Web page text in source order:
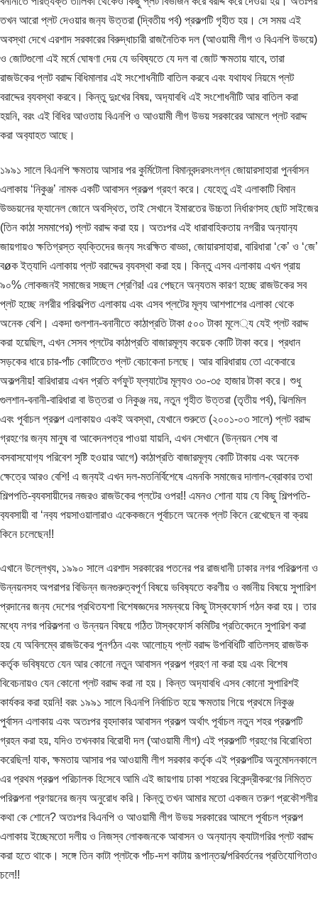
তখন আরো প্লট দেওয়ার জন‍্য উত্তরা (দ্বিতীয় পর্ব) প্রকল্পটি গৃহীত হয়। সে সময় এই
অবস্থা দেখে এরশাদ সরকারের বিরুদ্ধাচারী রাজনৈতিক দল (আওয়ামী লীগ ও বিএনপি উভয়ে)
ও জোটগুলো এই মর্মে ঘোষণা দেয় যে ভবিষ্যতে যে দল বা জোট ক্ষমতায় যাবে, তারা
রাজউকের প্লট বরাদ্দ বিধিমালার এই সংশোধনীটি বাতিল করবে এবং যথাযথ নিয়মে প্লট
বরাদ্দের ব‍্যবস্থা করবে। কিন্তু দুঃখের বিষয়, অদ‍্যাবধি এই সংশোধনীটি আর বাতিল করা
হয়নি, বরং এই বিধির আওতায় বিএনপি ও আওয়ামী লীগ উভয় সরকারের আমলে প্লট বরাদ্দ
করা অব‍্যাহত আছে।
১৯৯১ সালে বিএনপি ক্ষমতায় আসার পর কুর্মিটোলা বিমানবন্দরসংলগ্ন জোয়ারসাহারা পুনর্বাসন
এলাকায় ‘নিকুঞ্জ’ নামক একটি আবাসন প্রকল্প গ্রহণ করে। যেহেতু এই এলাকাটি বিমান
উড্ডয়নের ফ‍্যানেল জোনে অবস্থিত, তাই সেখানে ইমারতের উচ্চতা নির্ধারণসহ ছোট সাইজের
(তিন কাঠা সমমাপের) প্লট বরাদ্দ করা হয়। অতঃপর এই ধারাবাহিকতায় নগরীর অন‍্যান‍্য
জায়গায়ও ক্ষতিগ্রস্ত ব্যক্তিদের জন‍্য সংরক্ষিত বাড্ডা, জোয়ারসাহারা, বারিধারা ‘কে’ ও ‘জে’
বøক ইত‍্যাদি এলাকায় প্লট বরাদ্দের ব‍্যবস্থা করা হয়। কিন্তু এসব এলাকায় এখন প্রায়
৯০% লোকজনই সমাজের সচ্ছল শ্রেণির! এর পেছনে অন‍্যতম কারণ হচ্ছে রাজউকের সব
প্লট হচ্ছে নগরীর পরিকল্পিত এলাকায় এবং এসব প্লটের মূল‍্য আশপাশের এলাকা থেকে
অনেক বেশি। একদা গুলশান-বনানীতে কাঠাপ্রতি টাকা ৫০০ টাকা মূলে‍্য যেই প্লট বরাদ্দ
করা হয়েছিল, এখন সেসব প্লটের কাঠাপ্রতি বাজারমূল‍্য কয়েক কোটি টাকা করে। প্রধান
সড়কের ধারে চার-পাঁচ কোটিতেও প্লট বেচাকেনা চলছে। আর বারিধারায় তো একেবারে
অকল্পনীয়! বারিধারায় এখন প্রতি বর্গফুট ফ্ল‍্যাটের মূল‍্যও ৩০-৩৫ হাজার টাকা করে। শুধু
গুলশান-বনানী-বারিধারা বা উত্তরা ও নিকুঞ্জ নয়, নতুন গৃহীত উত্তরা (তৃতীয় পর্ব), ঝিলমিল
এবং পূর্বাচল প্রকল্প এলাকায়ও একই অবস্থা, যেখানে শুরুতে (২০০১-০৩ সালে) প্লট বরাদ্দ
গ্রহণের জন‍্য মানুষ বা আবেদনপত্র পাওয়া যায়নি, এখন সেখানে (উন্নয়ন শেষ বা
বসবাসযোগ‍্য পরিবেশ সৃষ্টি হওয়ার আগে) কাঠাপ্রতি বাজারমূল‍্য কোটি টাকায় এবং অনেক
ক্ষেত্রে আরও বেশি! এ জন‍্যই এখন দল-মতনির্বিশেষে এমনকি সমাজের দালাল-ব্রোকার তথা
শিল্পপতি-ব‍্যবসায়ীদের নজরও রাজউকের প্লটের ওপর!! এমনও শোনা যায় যে কিছু শিল্পপতি-
ব‍্যবসায়ী বা ‘নব‍্য পয়সাওয়ালারাও একেকজনে পূর্বাচলে অনেক প্লট কিনে রেখেছেন বা ক্রয়
কিনে চলেছেন!!
এখানে উল্লেখ‍্য, ১৯৯০ সালে এরশাদ সরকারের পতনের পর রাজধানী ঢাকার নগর পরিকল্পনা ও
উন্নয়নসহ অপরাপর বিভিন্ন জনগুরুত্বপূর্ণ বিষয়ে ভবিষ‍্যতে করণীয় ও বর্জ‍নীয় বিষয়ে সুপারিশ
প্রদানের জন‍্য দেশের প্রথিতযশা বিশেষজ্ঞদের সমন্বয়ে কিছু টাস্কফোর্স গঠন করা হয়। তার
মধ্যে নগর পরিকল্পনা ও উন্নয়ন বিষয়ে গঠিত টাস্কফোর্স কমিটির প্রতিবেদনে সুপারিশ করা
হয় যে অবিলম্বে রাজউকের পুনর্গঠন এবং আলোচ‍্য প্লট বরাদ্দ উপবিধিটি বাতিলসহ রাজউক
কর্তৃক ভবিষ‍্যতে যেন আর কোনো নতুন আবাসন প্রকল্প গ্রহণ না করা হয় এবং বিশেষ
বিবেচনায়ও যেন কোনো প্লট বরাদ্দ করা না হয়। কিন্ত অদ‍্যাবধি এসব কোনো সুপারিশই
কার্যকর করা হয়নি! বরং ১৯৯১ সালে বিএনপি নির্বাচিত হয়ে ক্ষমতায় গিয়ে প্রথমে নিকুঞ্জ
পুর্বাসন এলাকায় এবং অতঃপর বৃহদাকার আবাসন প্রকল্প অর্থাৎ পূর্বাচল নতুন শহর প্রকল্পটি
গ্রহন করা হয়, যদিও তখনকার বিরোধী দল (আওয়ামী লীগ) এই প্রকল্পটি গ্রহণের বিরোধিতা
করেছিল! যাক, ক্ষমতায় আসার পর আওয়ামী লীগ সরকার কর্তৃক এই প্রকল্পটির অনুমোদনকালে
এর প্রথম প্রকল্প পরিচালক হিসেবে আমি এই জায়গায় ঢাকা শহরের বিকেন্দ্রীকরণের নিমিত্ত
পরিকল্পনা প্রণয়নের জন‍্য অনুরোধ করি। কিন্তু তখন আমার মতো একজন তরুণ প্রকৌশলীর
কথা কে শোনে? অতঃপর বিএনপি ও আওয়ামী লীগ উভয় সরকারের আমলে পূর্বাচল প্রকল্প
এলাকায় ইচ্ছেমতো দলীয় ও নিজস্ব লোকজনকে আবাসন ও অন‍্যান‍্য ক‍্যাটাগরির প্লট বরাদ্দ
করা হতে থাকে। সঙ্গে তিন কাটা প্লটকে পাঁচ-দশ কাটায় রূপান্তর/পরিবর্তনের প্রতিযোগিতাও
চলে!!